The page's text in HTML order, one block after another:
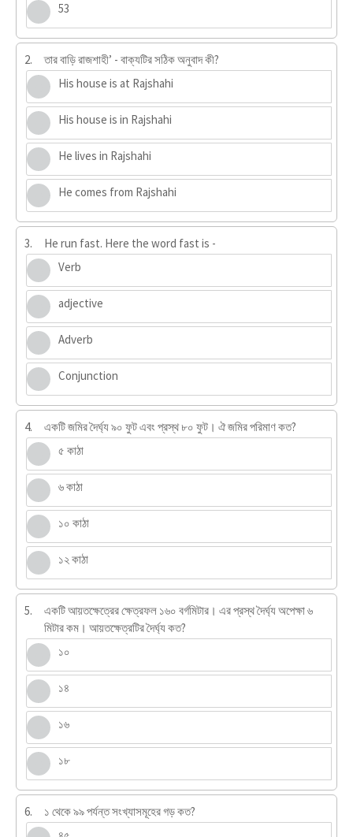
53
2.
তার বাড়ি রাজশাহী’ - বাক্যটির সঠিক অনুবাদ কী?
His house is at Rajshahi
His house is in Rajshahi
He lives in Rajshahi
He comes from Rajshahi
3.
He run fast. Here the word fast is -
Verb
adjective
Adverb
Conjunction
4.
একটি জমির দৈর্ঘ্য ৯০ ফুট এবং প্রস্থ ৮০ ফুট। ঐ জমির পরিমাণ কত?
৫ কাঠা
৬ কাঠা
১০ কাঠা
১২ কাঠা
5.
একটি আয়তক্ষেত্রের ক্ষেত্রফল ১৬০ বর্গমিটার। এর প্রস্থ দৈর্ঘ্য অপেক্ষা ৬
মিটার কম। আয়তক্ষেত্রটির দৈর্ঘ্য কত?
১০
১৪
১৬
১৮
6.
১ থেকে ৯৯ পর্যন্ত সংখ্যাসমূহের গড় কত?